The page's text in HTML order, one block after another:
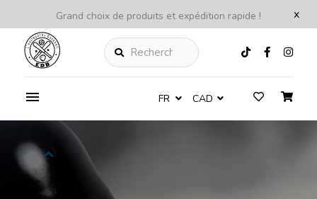
x
Grand choix de produits et expédition rapide !
Rechercher
FR CAD